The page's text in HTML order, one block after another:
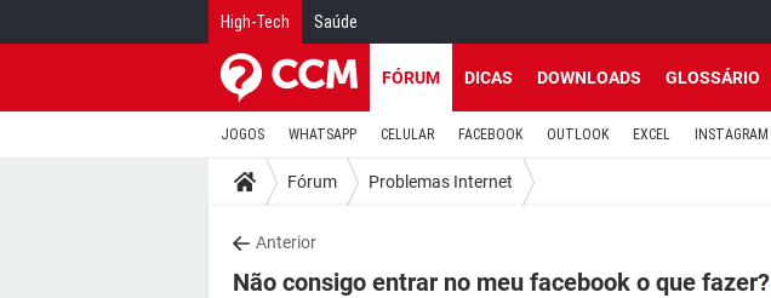
High-Tech Saúde
FÓRUM DICAS DOWNLOADS GLOSSÁRIO
JOGOS WHATSAPP CELULAR FACEBOOK OUTLOOK EXCEL INSTAGRAM
Fórum Problemas Internet
Anterior
Não consigo entrar no meu facebook o que fazer?